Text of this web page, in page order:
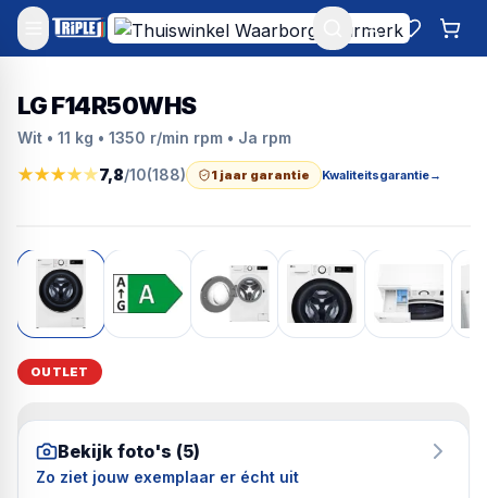
Mijn account
LG F14R50WHS
Wit • 11 kg • 1350 r/min rpm • Ja rpm
★★★★★7,8/10(188) 1 jaar garantie Kwaliteitsgarantie→
OUTLET
Bekijk foto's (5)
Zo ziet jouw exemplaar er écht uit